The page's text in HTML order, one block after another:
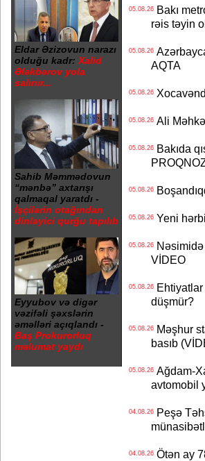
Eldar Əzizovun narazı
olduğu kadr: Xalid
Ələkbərov yola
salınır...
Sahib Məmmədovun
“mənbə” axtarışı
qalmaqal yaratdı -
İşçilərin otağından
dinləyici qurğu tapılıb
Eyyubov və digər
vəzifəli şəxslərin
əməlləri açıqlandı -
Baş Prokurorluq
məlumat yaydı
05.08.26Bakı
rəis təyin
05.08.26
AQTA
05.08.26
05.08.26Ali
05.08.26Bakıda
05.08.26
05.08.26Yeni
05.08.26Nəsimidə
VİDEO
05.08.26Ehtiyatlar
düşmür?
05.08.26Məşhur
basıb
05.08.26Ağdam-
avtomobil
04.08.26Peşə
04.08.26Ötən ay